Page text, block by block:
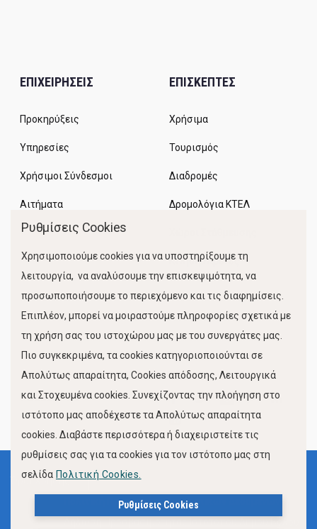
ΕΠΙΧΕΙΡΗΣΕΙΣ
Προκηρύξεις
Υπηρεσίες
Χρήσιμοι Σύνδεσμοι
Αιτήματα
ΕΠΙΣΚΕΠΤΕΣ
Χρήσιμα
Τουρισμός
Διαδρομές
Δρομολόγια ΚΤΕΛ
Κίνηση Λιμένος
FOLLOW US
Όροι Χρήσης
Πολιτική Προστασίας Προσωπικών Δεδομένων
Ρυθμίσεις Cookies
Χρησιμοποιούμε cookies για να υποστηρίξουμε τη
λειτουργία, να αναλύσουμε την επισκεψιμότητα, να
προσωποποιήσουμε το περιεχόμενο και τις διαφημίσεις.
Επιπλέον, μπορεί να μοιραστούμε πληροφορίες σχετικά με
τη χρήση σας του ιστοχώρου μας με του συνεργάτες μας.
Πιο συγκεκριμένα, τα cookies κατηγοριοποιούνται σε
Απολύτως απαραίτητα, Cookies απόδοσης, Λειτουργικά
και Στοχευμένα cookies. Συνεχίζοντας την πλοήγηση στο
ιστότοπο μας αποδέχεστε τα Απολύτως απαραίτητα
cookies. Διαβάστε περισσότερα ή διαχειριστείτε τις
ρυθμίσεις σας για τα cookies για τον ιστότοπο μας στη
σελίδα Πολιτική Cookies.
Ρυθμίσεις Cookies